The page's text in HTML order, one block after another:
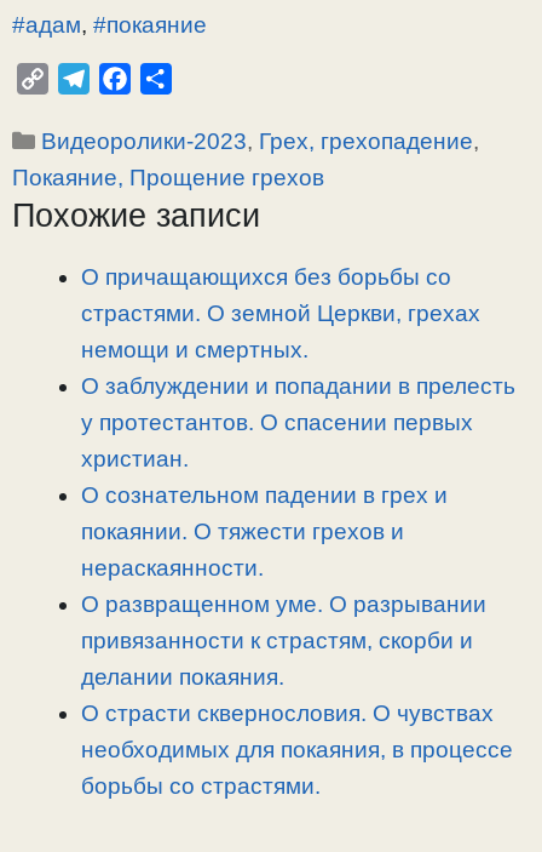
#адам, #покаяние
p
y
L
l
e
g
a
c
e
b
п
р
а
Рубрики
Видеоролики-2023, Грех, грехопадение,
Покаяние, Прощение грехов
Похожие записи
О причащающихся без борьбы со
страстями. О земной Церкви, грехах
немощи и смертных.
О заблуждении и попадании в прелесть
у протестантов. О спасении первых
христиан.
О сознательном падении в грех и
покаянии. О тяжести грехов и
нераскаянности.
О развращенном уме. О разрывании
привязанности к страстям, скорби и
делании покаяния.
О страсти сквернословия. О чувствах
необходимых для покаяния, в процессе
борьбы со страстями.